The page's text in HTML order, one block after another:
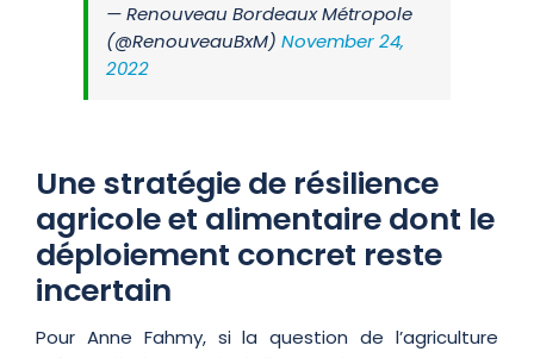
— Renouveau Bordeaux Métropole
(@RenouveauBxM) November 24,
2022
Une stratégie de résilience
agricole et alimentaire dont le
déploiement concret reste
incertain
Pour Anne Fahmy, si la question de l’agriculture